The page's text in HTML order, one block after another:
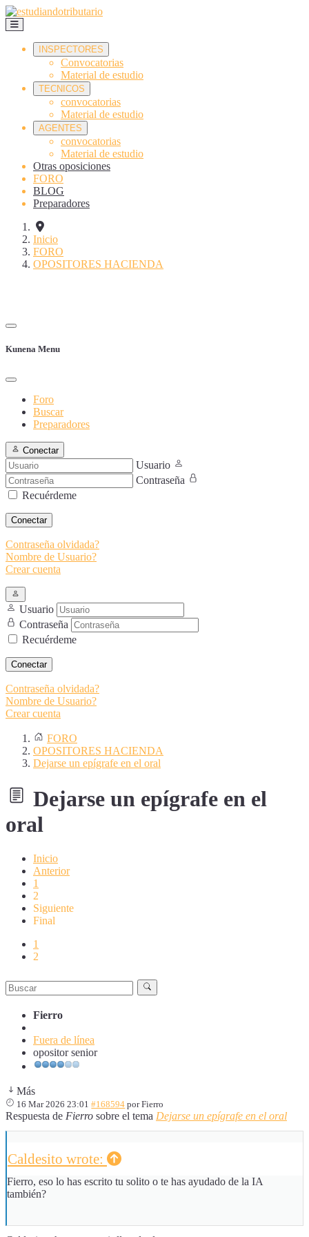
INSPECTORES
Convocatorias
Material de estudio
TECNICOS
convocatorias
Material de estudio
AGENTES
convocatorias
Material de estudio
Otras oposiciones
FORO
BLOG
Preparadores
Inicio
FORO
OPOSITORES HACIENDA
Kunena Menu
Foro
Buscar
Preparadores
Conectar
Usuario
Contraseña
Recuérdeme
Conectar
Contraseña olvidada?
Nombre de Usuario?
Crear cuenta
Usuario
Contraseña
Recuérdeme
Conectar
Contraseña olvidada?
Nombre de Usuario?
Crear cuenta
FORO
OPOSITORES HACIENDA
Dejarse un epígrafe en el oral
Dejarse un epígrafe en el
oral
Inicio
Anterior
1
2
Siguiente
Final
1
2
Fierro
Fuera de línea
opositor senior
Más
16 Mar 2026 23:01 #168594 porFierro
Respuesta de Fierro sobre el tema Dejarse un epígrafe en el oral
Caldesito wrote:
Fierro, eso lo has escrito tu solito o te has ayudado de la IA
también?